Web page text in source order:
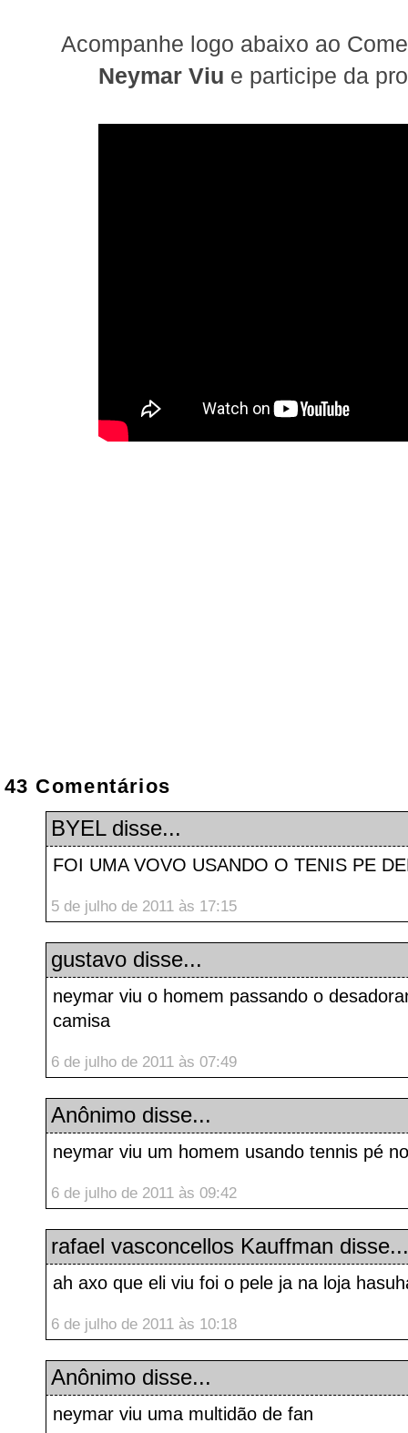
Acompanhe logo abaixo ao
Neymar Viu e participe da
43 Comentários
BYELdisse...
FOI UMA VOVO USANDO O TENIS PE
5 de julho de 2011 às 17:15
gustavo disse...
neymar viu o homem passando o
camisa
6 de julho de 2011 às 07:49
Anônimo disse...
neymar viu um homem usando tennis pé
6 de julho de 2011 às 09:42
rafael vasconcellos Kauffman disse...
ah axo que eli viu foi o pele ja na loja
6 de julho de 2011 às 10:18
Anônimo disse...
neymar viu uma multidão de fan